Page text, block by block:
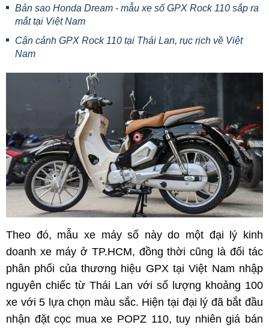
Bản sao Honda Dream - mẫu xe số GPX Rock 110 sắp ra
mắt tại Việt Nam
Cận cảnh GPX Rock 110 tại Thái Lan, rục rịch về Việt
Nam
Theo đó, mẫu xe máy số này do một đại lý kinh
doanh xe máy ở TP.HCM, đồng thời cũng là đối tác
phân phối của thương hiệu GPX tại Việt Nam nhập
nguyên chiếc từ Thái Lan với số lượng khoảng 100
xe với 5 lựa chọn màu sắc. Hiện tại đại lý đã bắt đầu
nhận đặt cọc mua xe POPZ 110, tuy nhiên giá bán